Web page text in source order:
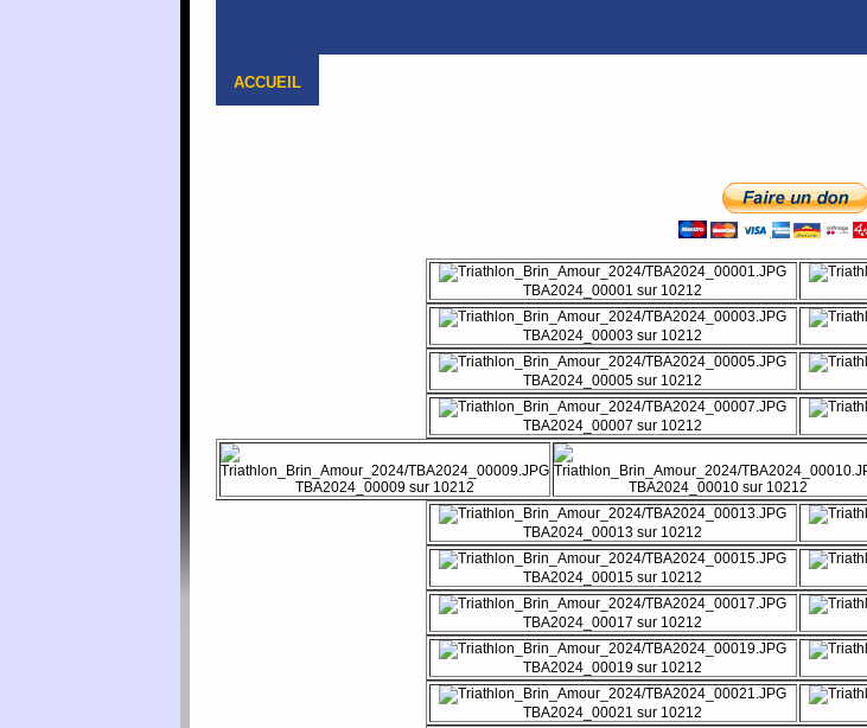
ACCUEIL
TBA2024_00001 sur 10212
TBA2024_00003 sur 10212
TBA2024_00005 sur 10212
TBA2024_00007 sur 10212
TBA2024_00009 sur 10212 TBA2024_00010 sur 10212
TBA2024_00013 sur 10212
TBA2024_00015 sur 10212
TBA2024_00017 sur 10212
TBA2024_00019 sur 10212
TBA2024_00021 sur 10212